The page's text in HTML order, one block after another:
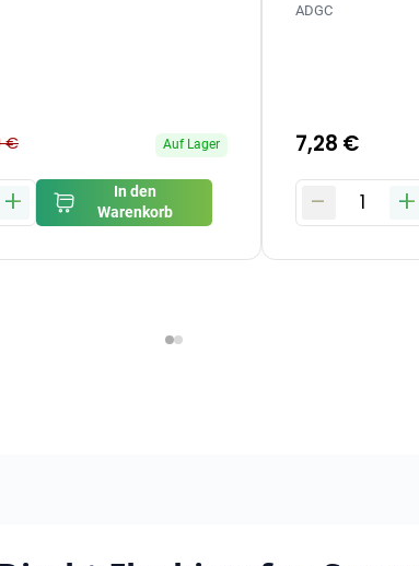
€ Auf Lager
+
In den
Warenkorb
ADGC
7,28 €
- 1 +